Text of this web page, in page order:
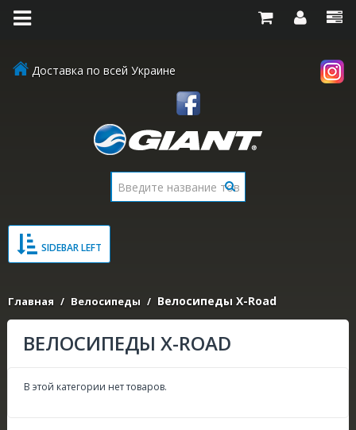
Доставка по всей Украине
SIDEBAR LEFT
Главная Велосипеды Велосипеды X-Road
ВЕЛОСИПЕДЫ X-ROAD
В этой категории нет товаров.